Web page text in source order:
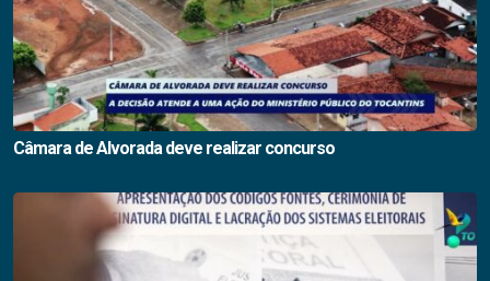
Câmara de Alvorada deve realizar concurso